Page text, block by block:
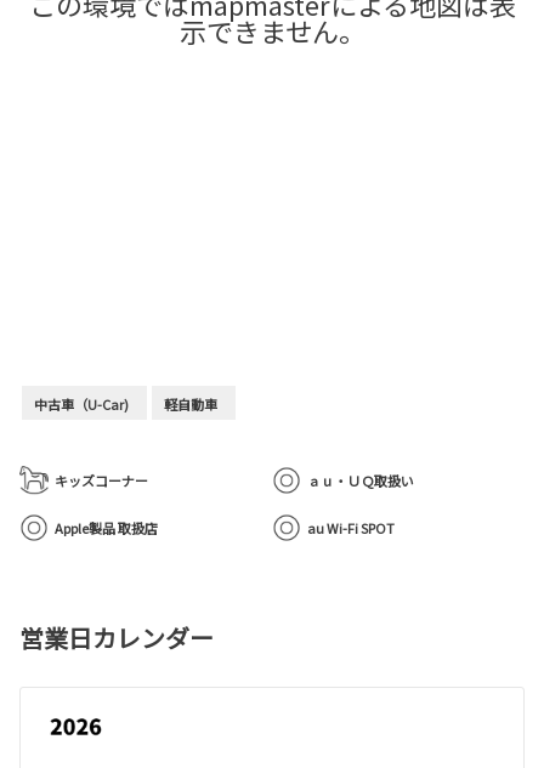
中古車（U-Car) 軽自動車
キッズコーナー ａｕ・ＵＱ取扱い
Apple製品 取扱店 au Wi-Fi SPOT
示できません。
営業日カレンダー